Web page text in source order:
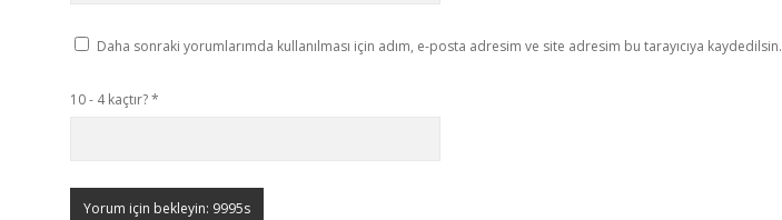
Daha sonraki yorumlarımda kullanılması için adım, e-posta adresim ve site adresim bu tarayıcıya kaydedilsin.
10 - 4 kaçtır?*